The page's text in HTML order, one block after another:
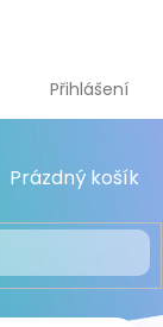
Přihlášení
NÁKUPNÍ KOŠÍK
Prázdný košík